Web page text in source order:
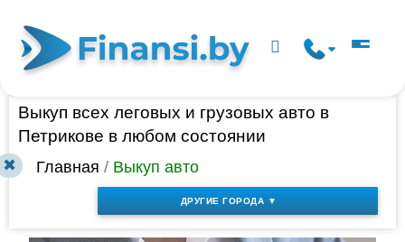
✖
Выкуп всех леговых и грузовых авто в
Петрикове в любом состоянии
Главная / Выкуп авто
ДРУГИЕ ГОРОДА ▼